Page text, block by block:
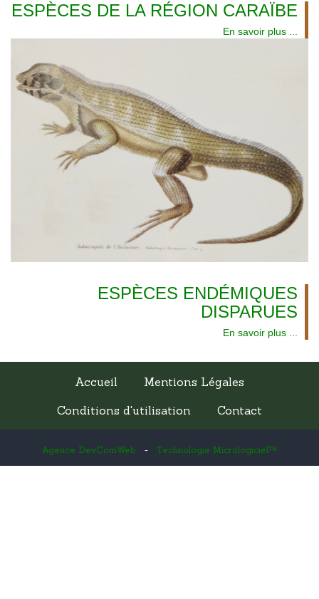
ESPÈCES DE LA RÉGION CARAÏBE
En savoir plus ...
ESPÈCES ENDÉMIQUES
DISPARUES
En savoir plus ...
Accueil
Mentions Légales
Conditions d'utilisation
Contact
Agence DevComWeb - Technologie Micrologiciel™